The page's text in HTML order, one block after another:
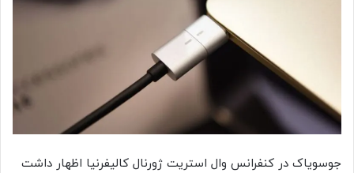
جوسویاک در کنفرانس وال استریت ژورنال کالیفرنیا اظهار داشت